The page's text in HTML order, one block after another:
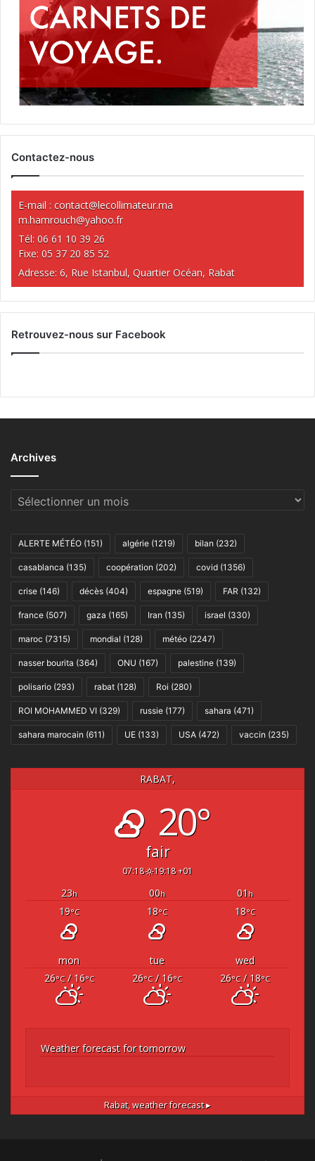
Contactez-nous
E-mail : contact@lecollimateur.ma
m.hamrouch@yahoo.fr
Tél: 06 61 10 39 26
Fixe: 05 37 20 85 52
Adresse: 6, Rue Istanbul, Quartier Océan, Rabat
Retrouvez-nous sur Facebook
Archives
Archives
ALERTE MÉTÉO (151) algérie (1219) bilan (232)
casablanca (135) coopération (202) covid (1356)
crise (146) décès (404) espagne (519) FAR (132)
france (507) gaza (165) Iran (135) israel (330)
maroc (7315) mondial (128) météo (2247)
nasser bourita (364) ONU (167) palestine (139)
polisario (293) rabat (128) Roi (280)
ROI MOHAMMED VI (329) russie (177) sahara (471)
sahara marocain (611) UE (133) USA (472) vaccin (235)
RABAT,
20°
fair
07:18 19:18 +01
23h 00h 01 h
19°C 18°C 18°C
mon tue
wed
26°C/ 16°C 26°C/ 16°C 26°C/ 18°C
Weather forecast for tomorrow
Rabat,weather forecast ▸